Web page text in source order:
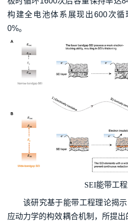
构建全电池体系展现出600次
0%。
SEI能带工程
该研究基于能带工程理论揭
应动力学的构效耦合机制，所提